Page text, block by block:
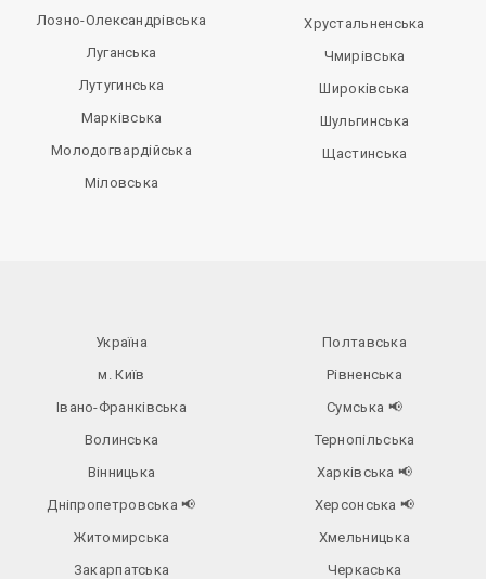
Лозно-Олександрівська
Луганська
Лутугинська
Марківська
Молодогвардійська
Міловська
Хрустальненська
Чмирівська
Широківська
Шульгинська
Щастинська
Україна
м. Київ
Івано-Франківська
Волинська
Вінницька
Дніпропетровська📢
Житомирська
Закарпатська
Полтавська
Рівненська
Сумська 📢
Тернопільська
Харківська 📢
Херсонська 📢
Хмельницька
Черкаська